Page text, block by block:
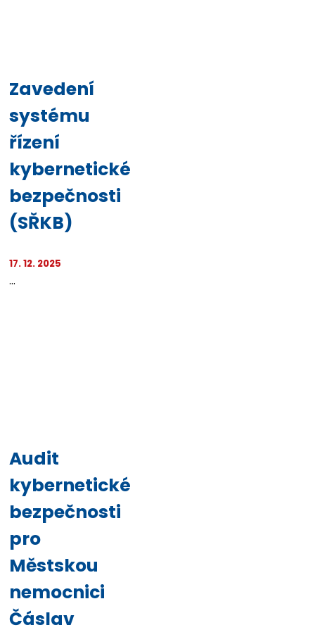
Zavedení
systému
řízení
kybernetické
bezpečnosti
(SŘKB)
17. 12. 2025
...
Audit
kybernetické
bezpečnosti
pro
Městskou
nemocnici
Čáslav